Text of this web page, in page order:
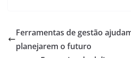
Ferramentas de gestão
planejarem o futuro